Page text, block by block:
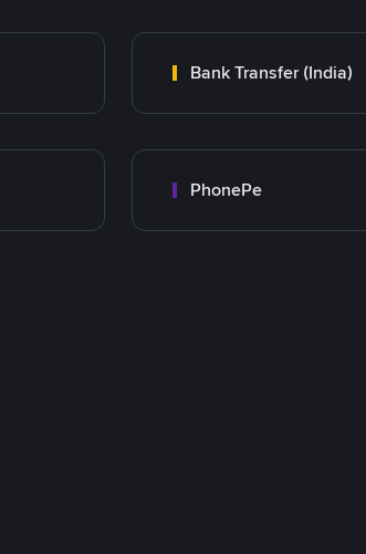
Bank Transfer (India)
PhonePe